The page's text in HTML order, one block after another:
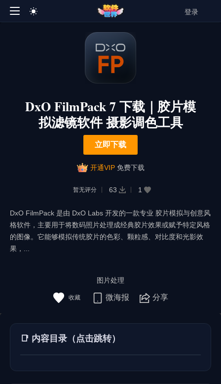
登录
DxO FilmPack 7 下载｜胶片模
拟滤镜软件 摄影调色工具
立即下载
开通VIP 免费下载
暂无评分 63 1
DxO FilmPack 是由 DxO Labs 开发的一款专业 胶片模拟与创意风
格软件，主要用于将数码照片处理成经典胶片效果或赋予特定风格
的图像。它能够模拟传统胶片的色彩、颗粒感、对比度和光影效
果，...
图片处理
微海报 分享
📑 内容目录（点击跳转）